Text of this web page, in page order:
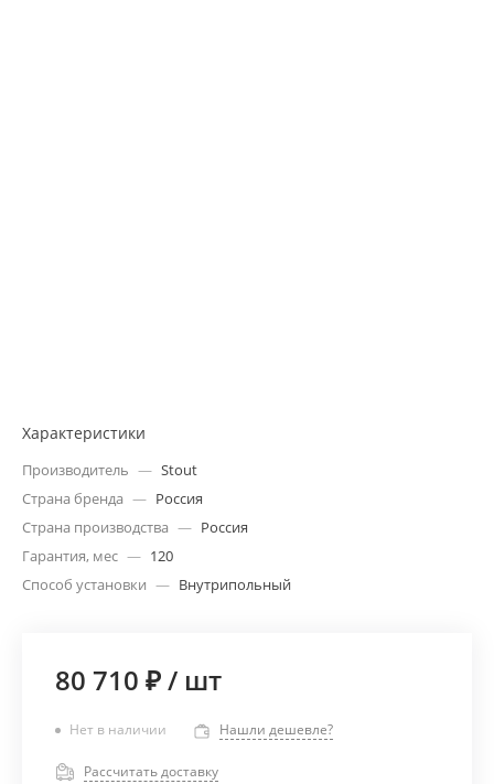
Характеристики
Производитель — Stout
Страна бренда — Россия
Страна производства — Россия
Гарантия, мес — 120
Способ установки — Внутрипольный
80 710 ₽/ шт
Нет в наличии Нашли дешевле?
Рассчитать доставку